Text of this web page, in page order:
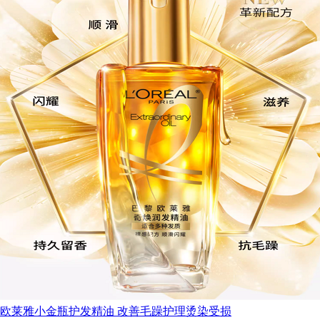
欧莱雅小金瓶护发精油 改善毛躁护理烫染受损